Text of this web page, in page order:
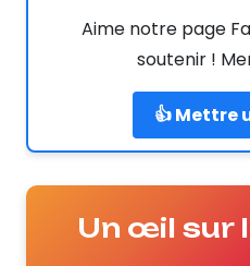
Aime notre page
soutenir !
👍 Mettre
Un œil sur